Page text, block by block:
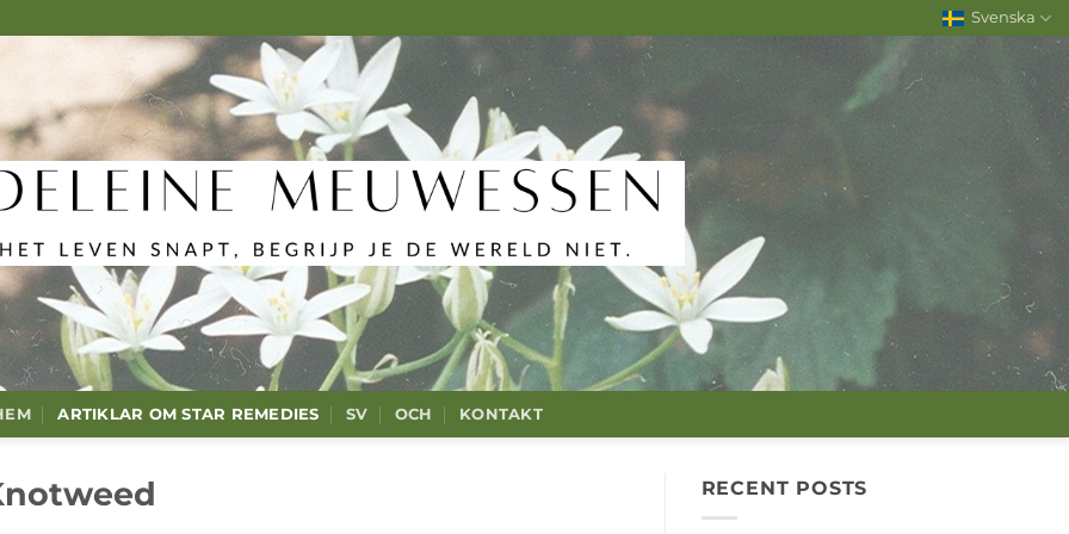
Svenska
ARTIKLAR OM STAR REMEDIES SV OCH KONTAKT
RECENT POSTS